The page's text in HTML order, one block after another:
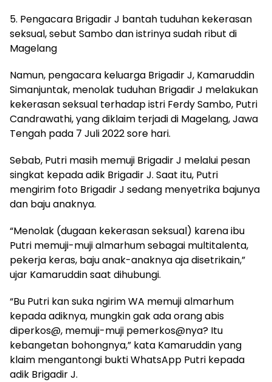
5. Pengacara Brigadir J bantah tuduhan kekerasan
seksual, sebut Sambo dan istrinya sudah ribut di
Magelang
Namun, pengacara keluarga Brigadir J, Kamaruddin
Simanjuntak, menolak tuduhan Brigadir J melakukan
kekerasan seksual terhadap istri Ferdy Sambo, Putri
Candrawathi, yang diklaim terjadi di Magelang, Jawa
Tengah pada 7 Juli 2022 sore hari.
Sebab, Putri masih memuji Brigadir J melalui pesan
singkat kepada adik Brigadir J. Saat itu, Putri
mengirim foto Brigadir J sedang menyetrika bajunya
dan baju anaknya.
“Menolak (dugaan kekerasan seksual) karena ibu
Putri memuji-muji almarhum sebagai multitalenta,
pekerja keras, baju anak-anaknya aja disetrikain,”
ujar Kamaruddin saat dihubungi.
“Bu Putri kan suka ngirim WA memuji almarhum
kepada adiknya, mungkin gak ada orang abis
diperkos@, memuji-muji pemerkos@nya? Itu
kebangetan bohongnya,” kata Kamaruddin yang
klaim mengantongi bukti WhatsApp Putri kepada
adik Brigadir J.